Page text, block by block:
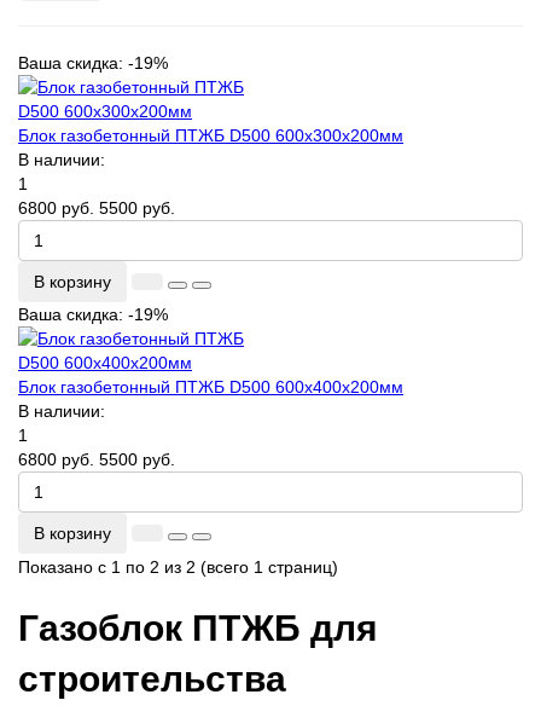
Ваша скидка: -19%
Блок газобетонный ПТЖБ D500 600х300х200мм
В наличии:
1
6800 руб. 5500 руб.
В корзину
Ваша скидка: -19%
Блок газобетонный ПТЖБ D500 600х400х200мм
В наличии:
1
6800 руб. 5500 руб.
В корзину
Показано с 1 по 2 из 2 (всего 1 страниц)
Газоблок ПТЖБ для
строительства